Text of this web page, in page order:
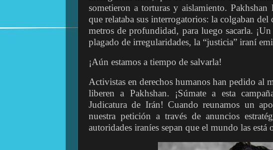
sometieron a torturas y aislamiento.
que relataba sus interrogatorios: la colgaban
metros de profundidad, para luego sacarla.
plagado de irregularidades, la “justicia” iraní
¡Aún estamos a tiempo de salvarla!
Activistas en derechos humanos han pedido al
liberen a Pakhshan. ¡Súmate a esta
Judicatura de Irán! Cuando reunamos un
nuestra petición a través de anuncios
autoridades iraníes sepan que el mundo las está